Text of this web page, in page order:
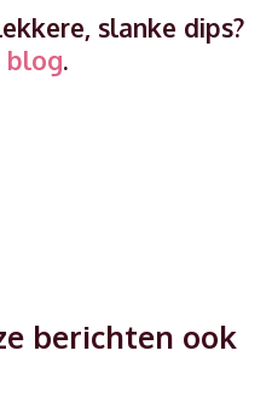
slanke dips?
blog.
berichten ook